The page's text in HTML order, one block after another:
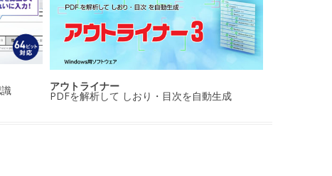
アウトライナー
PDFを解析して しおり・目次を自動生成